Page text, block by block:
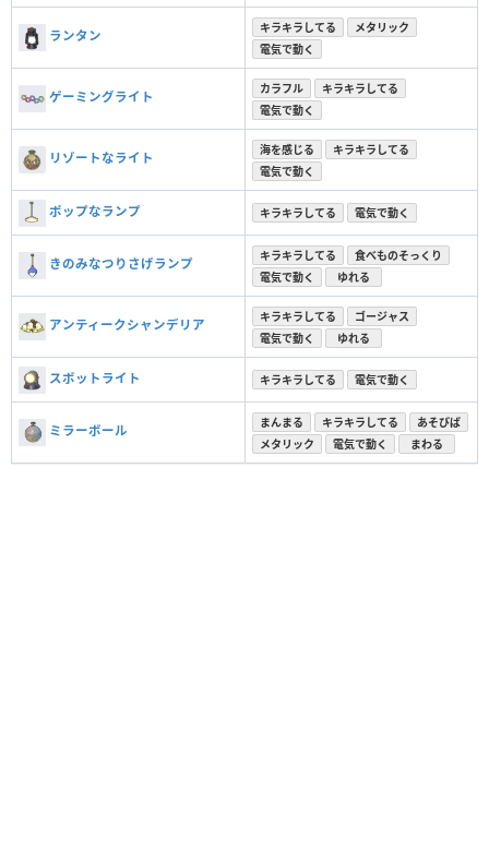
ランタン
キラキラしてる
メタリック
電気で動く
ゲーミングライト
カラフル
キラキラしてる
電気で動く
リゾートなライト
海を感じる
キラキラしてる
電気で動く
ポップなランプ キラキラしてる 電気で動く
きのみなつりさげランプ
キラキラしてる
食べものそっくり
電気で動く
ゆれる
アンティークシャンデリア
キラキラしてる
ゴージャス
電気で動く
ゆれる
スポットライト キラキラしてる 電気で動く
ミラーボール
まんまる キラキラしてる
あそびば
メタリック
電気で動く まわる